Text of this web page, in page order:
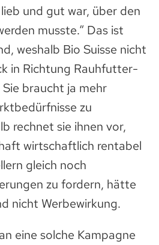
und gut war, über den
musste.“ Das ist
weshalb Bio Suisse nicht
in Richtung Rauhfutter-
braucht ja mehr
zu
rechnet sie ihnen vor,
wirtschaftlich rentabel
gleich noch
zu fordern, hätte
nicht Werbewirkung.
eine solche Kampagne